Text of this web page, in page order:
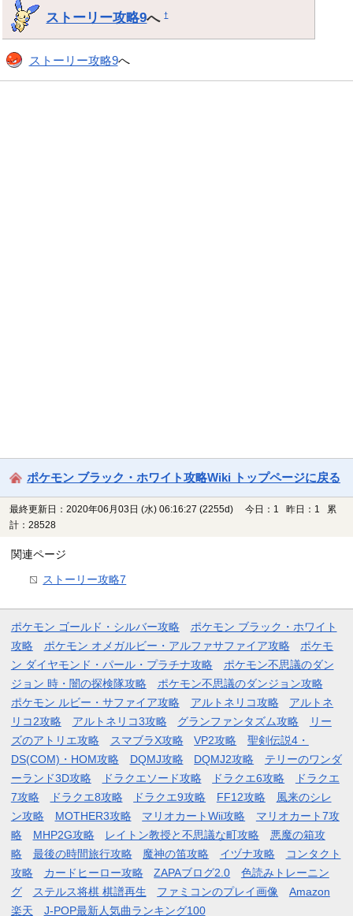
ストーリー攻略9へ†
ストーリー攻略9へ
ポケモン ブラック・ホワイト攻略Wiki トップページに戻る
最終更新日：2020年06月03日 (水) 06:16:27 (2255d)
今日：1 昨日：1 累
計：28528
関連ページ
ストーリー攻略7
ポケモン ゴールド・シルバー攻略
ポケモン ブラック・ホワイト
攻略
ポケモン オメガルビー・アルファサファイア攻略
ポケモ
ン ダイヤモンド・パール・プラチナ攻略
ポケモン不思議のダン
ジョン 時・闇の探検隊攻略
ポケモン不思議のダンジョン攻略
ポケモン ルビー・サファイア攻略
アルトネリコ攻略
アルトネ
リコ2攻略
アルトネリコ3攻略 グランファンタズム攻略
リー
ズのアトリエ攻略
スマブラX攻略 VP2攻略
聖剣伝説4・
DS(COM)・HOM攻略
DQMJ攻略 DQMJ2攻略
テリーのワンダ
ーランド3D攻略
ドラクエソード攻略 ドラクエ6攻略
ドラクエ
7攻略
ドラクエ8攻略 ドラクエ9攻略 FF12攻略
風来のシレ
ン攻略
MOTHER3攻略 マリオカートWii攻略
マリオカート7攻
略
MHP2G攻略 レイトン教授と不思議な町攻略
悪魔の箱攻
略
最後の時間旅行攻略 魔神の笛攻略 イヅナ攻略
コンタクト
攻略
カードヒーロー攻略 ZAPAブログ2.0
色読みトレーニン
グ
ステルス将棋 棋譜再生 ファミコンのプレイ画像
Amazon
楽天
J-POP最新人気曲ランキング100